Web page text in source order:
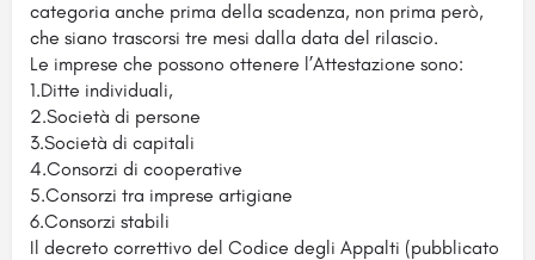
categoria anche prima della scadenza, non prima però,
che siano trascorsi tre mesi dalla data del rilascio.
Le imprese che possono ottenere l’Attestazione sono:
1.Ditte individuali,
2.Società di persone
3.Società di capitali
4.Consorzi di cooperative
5.Consorzi tra imprese artigiane
6.Consorzi stabili
Il decreto correttivo del Codice degli Appalti (pubblicato